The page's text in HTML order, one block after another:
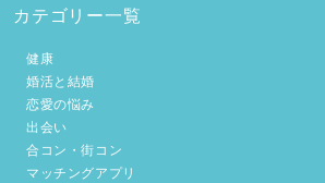
カテゴリー一覧
健康
婚活と結婚
恋愛の悩み
出会い
合コン・街コン
マッチングアプリ